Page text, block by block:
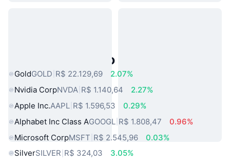
Ativos do Mundo Real Populares
GoldGOLD R$ 22.129,69
2.07%
Nvidia CorpNVDA R$ 1.140,64
2.27%
Apple Inc.AAPL R$ 1.596,53
0.29%
Alphabet Inc Class AGOOGL R$ 1.808,47
0.96%
Microsoft CorpMSFT R$ 2.545,96
0.03%
SilverSILVER R$ 324,03
3.05%